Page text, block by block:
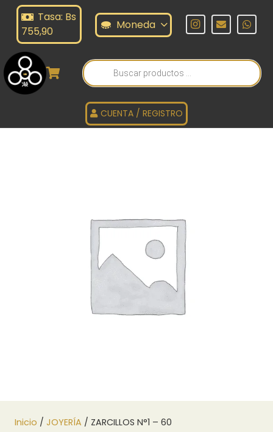
Tasa: Bs
755,90
Moneda
Búsqueda
de
productos
CUENTA / REGISTRO
Inicio / JOYERÍA / ZARCILLOS N°1 – 60